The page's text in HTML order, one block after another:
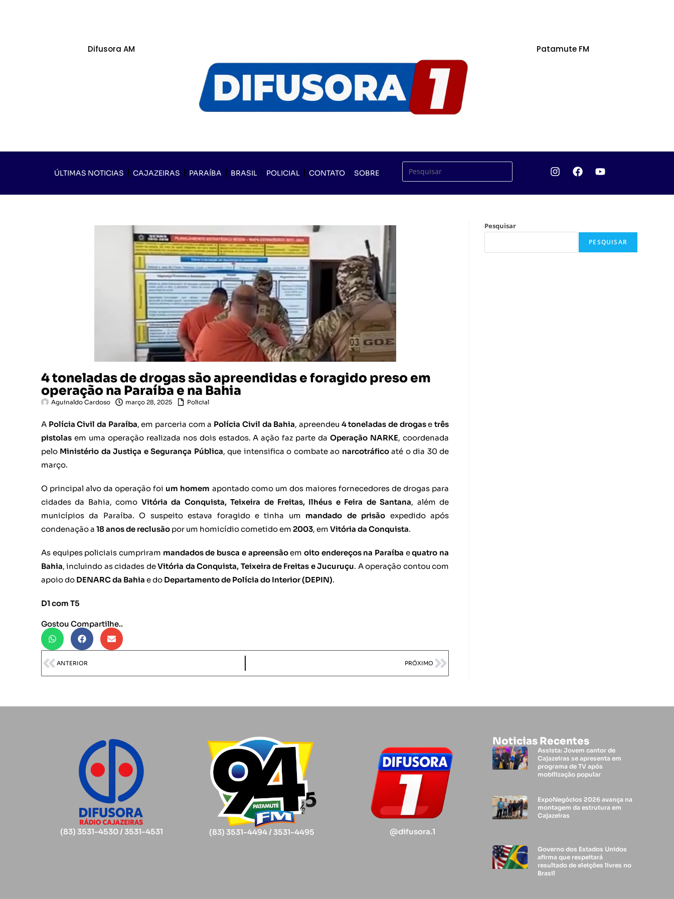
Difusora AM Patamute FM
ÚLTIMAS NOTICIAS CAJAZEIRAS PARAÍBA BRASIL POLICIAL CONTATO SOBRE
4 toneladas de drogas são apreendidas e foragido preso em
operação na Paraíba e na Bahia
Aguinaldo Cardoso março 28, 2025 Policial
A Polícia Civil da Paraíba, em parceria com a Polícia Civil da Bahia, apreendeu 4 toneladas de drogasetrês
pistolas em uma operação realizada nos dois estados. A ação faz parte daOperação NARKE, coordenada
pelo Ministério da Justiça e Segurança Pública, que intensifica o combate ao narcotráficoaté o dia 30 de
março.
O principal alvo da operação foi um homem apontado como um dos maiores fornecedores de drogas para
cidades da Bahia, como Vitória da Conquista, Teixeira de Freitas, Ilhéus e Feira de Santana, além de
municípios da Paraíba. O suspeito estava foragido e tinha um mandado de prisão expedido após
condenação a 18 anos de reclusão por um homicídio cometido em 2003, em Vitória da Conquista.
As equipes policiais cumpriram mandados de busca e apreensãoem oito endereços na Paraíba equatro na
Bahia, incluindo as cidades deVitória da Conquista, Teixeira de Freitas e Jucuruçu. A operação contou com
apoio do DENARC da Bahia e do Departamento de Polícia do Interior (DEPIN).
D1 com T5
Gostou Compartilhe..
ANTERIOR PRÓXIMO
Pesquisar
PESQUISAR
(83) 3531-4530 / 3531-4531 (83) 3531-4494 / 3531-4495 @difusora.1
Noticias Recentes
Assista: Jovem cantor de
Cajazeiras se apresenta em
programa de TV após
mobilização popular
ExpoNegócios 2026 avança na
montagem da estrutura em
Cajazeiras
Governo dos Estados Unidos
afirma que respeitará
resultado de eleições livres no
Brasil